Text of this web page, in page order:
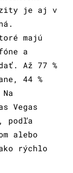
je aj v
majú
a
Až 77 %
44 %
Vegas
podľa
alebo
rýchlo